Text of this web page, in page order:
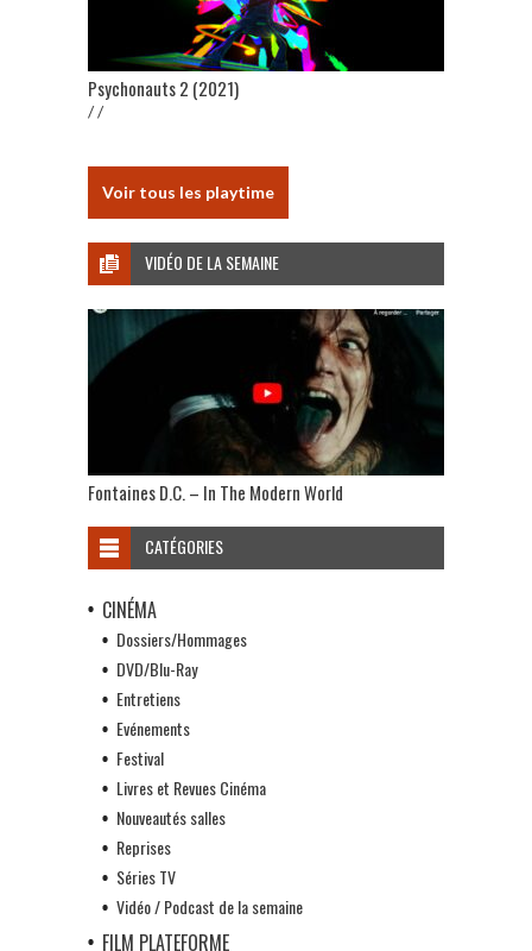
Psychonauts 2 (2021)
/ /
Voir tous les playtime
VIDÉO DE LA SEMAINE
Fontaines D.C. – In The Modern World
CATÉGORIES
CINÉMA
Dossiers/Hommages
DVD/Blu-Ray
Entretiens
Evénements
Festival
Livres et Revues Cinéma
Nouveautés salles
Reprises
Séries TV
Vidéo / Podcast de la semaine
FILM PLATEFORME